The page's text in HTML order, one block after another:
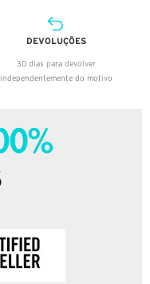
DEVOLUÇÕES
30 dias para devolver
independentemente do motivo